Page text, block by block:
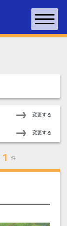
変更する
変更する
1 件